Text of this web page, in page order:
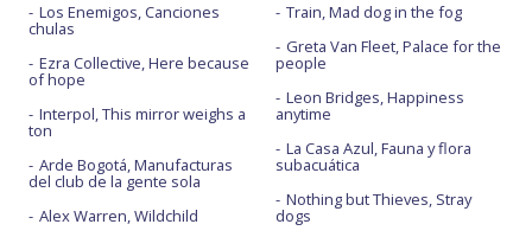
Crick neck - con Chi Ching Ching
Dancing on dangerous - con Imanbek y Sofia Reyes
Dynamite - con Sia
Fuego - con DJ Snake, Anitta y Tainy
Go down deh - con Spice y Shaggy
Los Enemigos, Canciones
chulas
Ezra Collective, Here because
of hope
Interpol, This mirror weighs a
ton
Arde Bogotá, Manufacturas
del club de la gente sola
Alex Warren, Wildchild
Train, Mad dog in the fog
Greta Van Fleet, Palace for the
people
Leon Bridges, Happiness
anytime
La Casa Azul, Fauna y flora
subacuática
Nothing but Thieves, Stray
dogs